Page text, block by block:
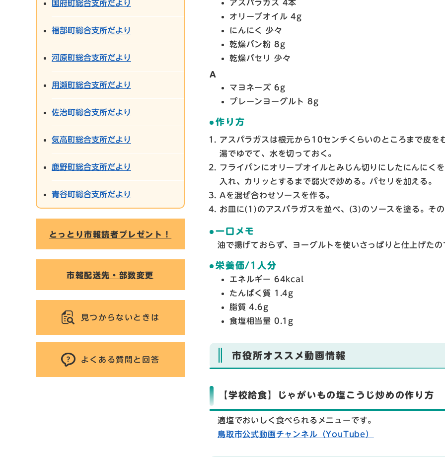
アスパラガス 4本
オリーブオイル 4g
にんにく 少々
乾燥パン粉 8g
乾燥パセリ 少々
A
マヨネーズ 6g
プレーンヨーグルト 8g
作り方
アスパラガスは根元から10センチくらいのところまで皮
湯でゆでて、水を切っておく。
フライパンにオリーブオイルとみじん切りにしたにんにく
入れ、カリッとするまで弱火で炒める。パセリを加える。
Aを混ぜ合わせソースを作る。
お皿に(1)のアスパラガスを並べ、(3)のソースを塗る。そ
一口メモ
油で揚げておらず、ヨーグルトを使いさっぱりと仕上げた
栄養価/1人分
エネルギー 64kcal
たんぱく質 1.4g
脂質 4.6g
食塩相当量 0.1g
市役所オススメ動画情報
【学校給食】じゃがいもの塩こうじ炒めの作り方
適塩でおいしく食べられるメニューです。
鳥取市公式動画チャンネル（YouTube）
国府町総合支所だより
福部町総合支所だより
河原町総合支所だより
用瀬町総合支所だより
佐治町総合支所だより
気高町総合支所だより
鹿野町総合支所だより
青谷町総合支所だより
とっとり市報読者プレゼント！
市報配送先・部数変更
見つからないときは
よくある質問と回答